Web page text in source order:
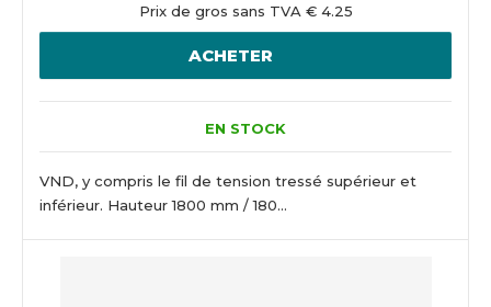
Prix de gros sans TVA € 4.25
ACHETER
EN STOCK
VND, y compris le fil de tension tressé supérieur et
inférieur. Hauteur 1800 mm / 180...